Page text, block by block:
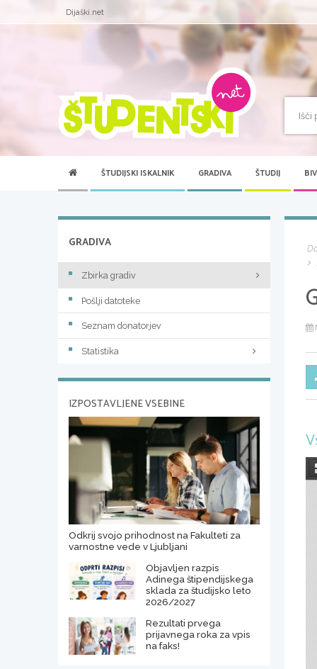
Dijaški.net
ŠTUDIJSKI ISKALNIK GRADIVA ŠTUDIJ
GRADIVA
Zbirka gradiv
Pošlji datoteke
Seznam donatorjev
Statistika
IZPOSTAVLJENE VSEBINE
Odkrij svojo prihodnost na Fakulteti za
varnostne vede v Ljubljani
Objavljen razpis
Adinega štipendijskega
sklada za študijsko leto
2026/2027
Rezultati prvega
prijavnega roka za vpis
na faks!